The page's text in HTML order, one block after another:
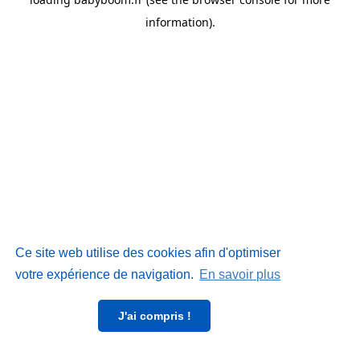
Ce site web utilise des cookies afin d'optimiser
votre expérience de navigation. En savoir plus
J'ai compris !
information).